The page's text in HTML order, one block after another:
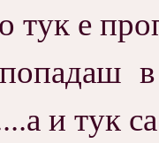
тук е
и тук